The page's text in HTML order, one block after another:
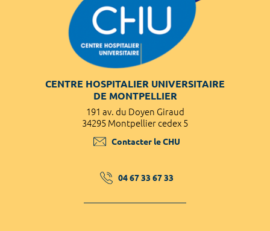
CENTRE HOSPITALIER UNIVERSITAIRE
DE MONTPELLIER
191 av. du Doyen Giraud
34295 Montpellier cedex 5
Contacter le CHU
04 67 33 67 33